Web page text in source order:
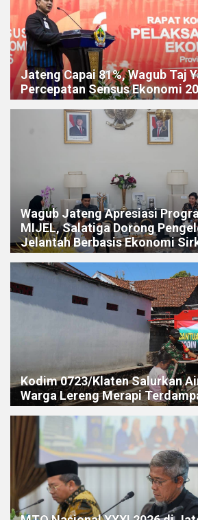
Jateng Capai 81%, Wagub Taj
Percepatan Sensus Ekonomi
Wagub Jateng Apresiasi
MIJEL, Salatiga Dorong
Jelantah Berbasis Ekonomi
Kodim 0723/Klaten Salurkan
Warga Lereng Merapi